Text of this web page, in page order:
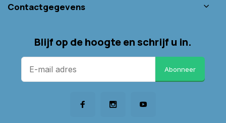
Contactgegevens
Blijf op de hoogte en schrijf u in.
Abonneer